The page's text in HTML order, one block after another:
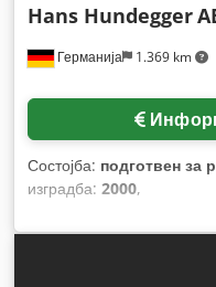
Германија 1.369 km
Hans Hundegger
Состојба: подготвен за
изградба: 2000,